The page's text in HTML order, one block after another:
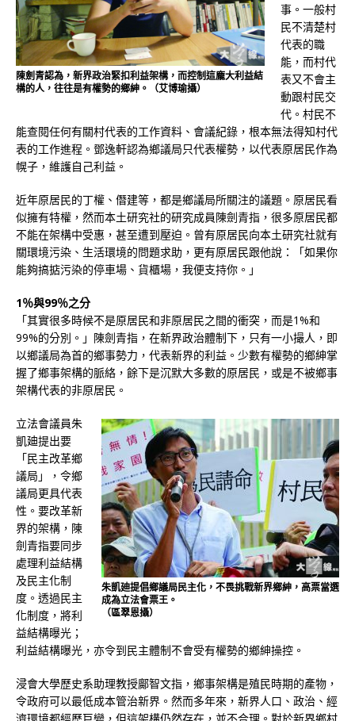
陳劍青認為，新界政治緊扣利益架構，而控制這龐大利益結
構的人，往往是有權勢的鄉紳。（艾博瑜攝）
事。一般村
民不清楚村
代表的職
能，而村代
表又不會主
動跟村民交
代。村民不
能查閱任何有關村代表的工作資料、會議紀錄，根本無法得知村代
表的工作進程。鄧逸軒認為鄉議局只代表權勢，以代表原居民作為
幌子，維護自己利益。
近年原居民的丁權、僭建等，都是鄉議局所關注的議題。原居民看
似擁有特權，然而本土研究社的研究成員陳劍青指，很多原居民都
不能在架構中受惠，甚至遭到壓迫。曾有原居民向本土研究社就有
關環境污染、生活環境的問題求助，更有原居民跟他說：「如果你
能夠搞掂污染的停車場、貨櫃場，我便支持你。」
1％與99％之分
「其實很多時候不是原居民和非原居民之間的衝突，而是1%和
99%的分別。」陳劍青指，在新界政治體制下，只有一小撮人，即
以鄉議局為首的鄉事勢力，代表新界的利益。少數有權勢的鄉紳掌
握了鄉事架構的脈絡，餘下是沉默大多數的原居民，或是不被鄉事
架構代表的非原居民。
朱凱廸提倡鄉議局民主化，不畏挑戰新界鄉紳，高票當選
成為立法會票王。
（區翠恩攝）
立法會議員朱
凱廸提出要
「民主改革鄉
議局」，令鄉
議局更具代表
性。要改革新
界的架構，陳
劍青指要同步
處理利益結構
及民主化制
度。透過民主
化制度，將利
益結構曝光；
利益結構曝光，亦令到民主體制不會受有權勢的鄉紳操控。
浸會大學歷史系助理教授鄺智文指，鄉事架構是殖民時期的產物，
令政府可以最低成本管治新界。然而多年來，新界人口、政治、經